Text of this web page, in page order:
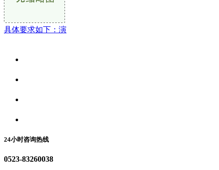
具体要求如下：演
24小时咨询热线
0523-83260038